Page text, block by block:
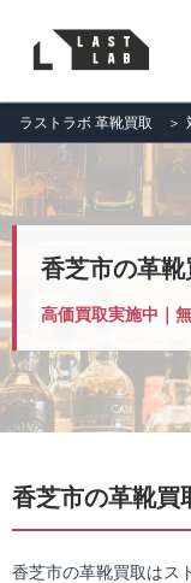
ラストラボ 革靴買取 ＞
香芝市の革
高価買取実施中｜
香芝市の革靴買
香芝市の革靴買取はス